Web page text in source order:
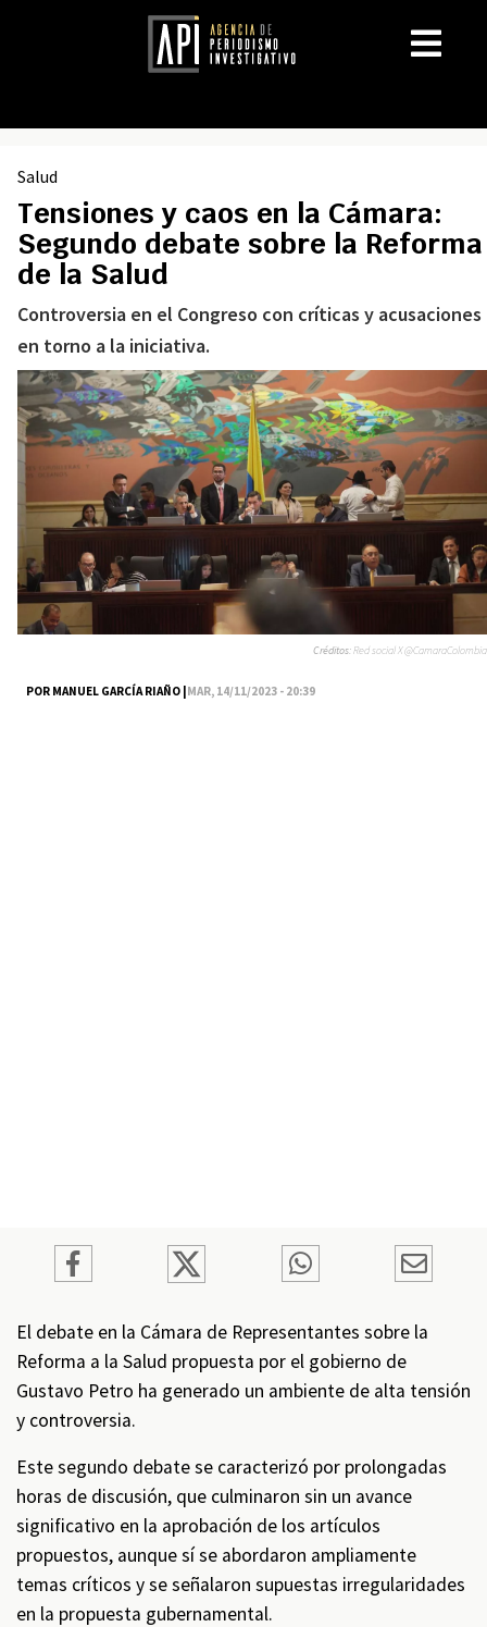
Salud
Tensiones y caos en la Cámara:
Segundo debate sobre la Reforma
de la Salud
Controversia en el Congreso con críticas y acusaciones
en torno a la iniciativa.
POR MANUEL GARCÍA RIAÑO |MAR, 14/11/2023 - 20:39
Créditos:Red social X @CamaraColombia
El debate en la Cámara de Representantes sobre la
Reforma a la Salud propuesta por el gobierno de
Gustavo Petro ha generado un ambiente de alta tensión
y controversia.
Este segundo debate se caracterizó por prolongadas
horas de discusión, que culminaron sin un avance
significativo en la aprobación de los artículos
propuestos, aunque sí se abordaron ampliamente
temas críticos y se señalaron supuestas irregularidades
en la propuesta gubernamental.